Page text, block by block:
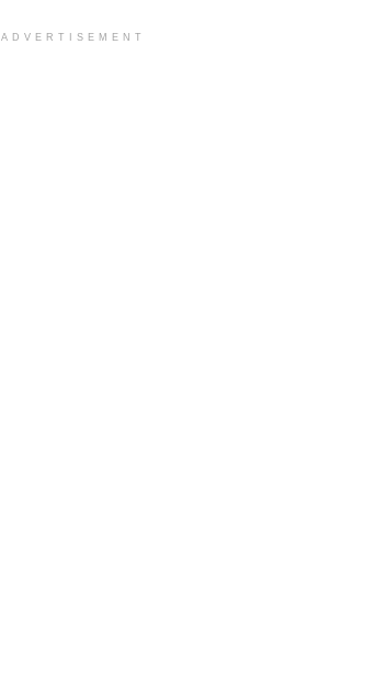
ADVERTISEMENT